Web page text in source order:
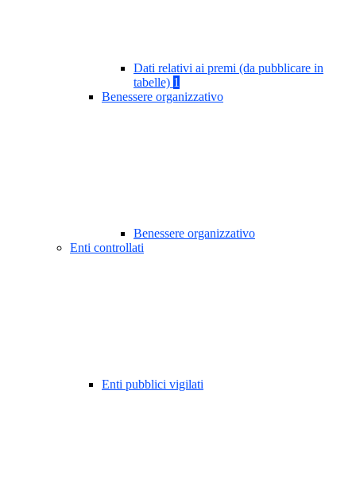
Dati relativi ai premi (da pubblicare in
tabelle) 1
Benessere organizzativo
Benessere organizzativo
Enti controllati
Enti pubblici vigilati